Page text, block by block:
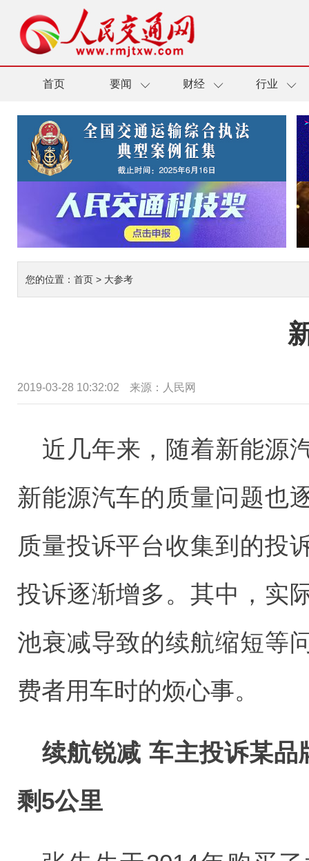
首页 要闻 财经 行业
您的位置： 首页 > 大参考
2019-03-28 10:32:02 来源：人民网
近几年来，随着新能源
新能源汽车的质量问题也
质量投诉平台收集到的投
投诉逐渐增多。其中，实
池衰减导致的续航缩短等
费者用车时的烦心事。
续航锐减 车主投诉某品
剩5公里